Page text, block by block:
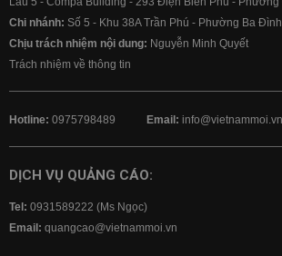
Chi nhánh: Số 5 - Khu 38A Trần Phú - Phường Ba Đình
Chịu trách nhiệm nội dung: Nguyễn Minh Quyết
Trách nhiệm về thông tin
Hotline: 0975798489 Email: info@vietnammoi.vn
DỊCH VỤ QUẢNG CÁO:
Tel: 0931589222 (Ms Ngọc)
Email: quangcao@vietnammoi.vn